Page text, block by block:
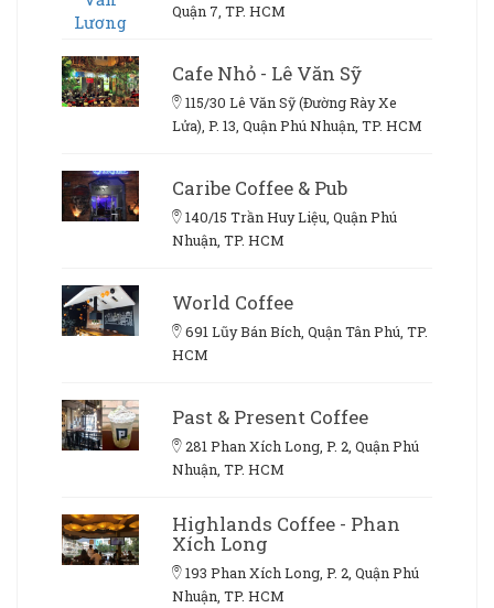
Quận 7, TP. HCM
Cafe Nhỏ - Lê Văn Sỹ
115/30 Lê Văn Sỹ (Đường Rày Xe
Lửa), P. 13, Quận Phú Nhuận, TP. HCM
Caribe Coffee & Pub
140/15 Trần Huy Liệu, Quận Phú
Nhuận, TP. HCM
World Coffee
691 Lũy Bán Bích, Quận Tân Phú, TP.
HCM
Past & Present Coffee
281 Phan Xích Long, P. 2, Quận Phú
Nhuận, TP. HCM
Highlands Coffee - Phan
Xích Long
193 Phan Xích Long, P. 2, Quận Phú
Nhuận, TP. HCM